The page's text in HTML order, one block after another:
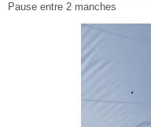
Pause entre 2 manches